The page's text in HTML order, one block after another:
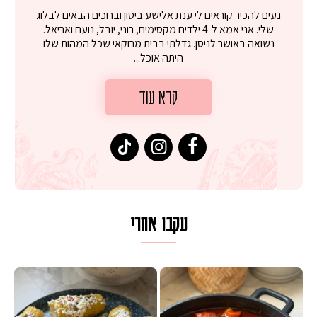
נעים להכיר קוראים לי ענת אלישע ביטון וברוכים הבאים לבלוג
שלי. אני אמא ל-4 ילדים מקסימים, רוני, יובל, נועם ואריאל.
נשואה באושר לניסן. גדלתי בבית מרוקאי שכל המהות שלו
היתה אוכל...
קרא עוד
עקבו אחרי
על מחבת עם גבינה בולגרית מעודנת מ